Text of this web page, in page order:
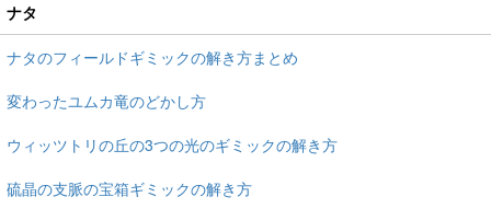
ナタ
ナタのフィールドギミックの解き方まとめ
変わったユムカ竜のどかし方
ウィッツトリの丘の3つの光のギミックの解き方
硫晶の支脈の宝箱ギミックの解き方